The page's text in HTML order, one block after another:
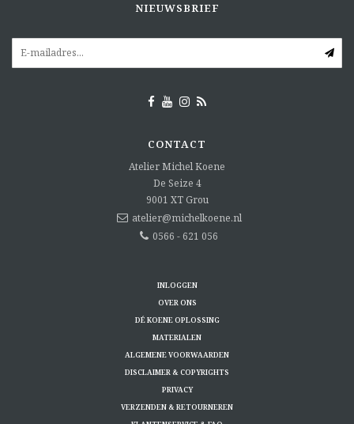
NIEUWSBRIEF
CONTACT
Atelier Michel Koene
De Seize 4
9001 XT Grou
atelier@michelkoene.nl
0566 - 621 056
INLOGGEN
OVER ONS
DÉ KOENE OPLOSSING
MATERIALEN
ALGEMENE VOORWAARDEN
DISCLAIMER & COPYRIGHTS
PRIVACY
VERZENDEN & RETOURNEREN